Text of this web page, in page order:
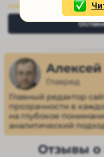
Главред
Главный редактор
прозрачности в
на глубокое
аналитический
Отзывы о